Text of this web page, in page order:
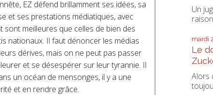
EZ défend brillamment ses idées, sa
et ses prestations médiatiques, avec
sont meilleures que celles de bien des
nationaux. Il faut dénoncer les médias
dérives, mais on ne peut pas passer
et se désespérer sur leur tyrannie. Il
un océan de mensonges, il y a une
et en rendre grâce.
Un
mardi
Le
Alors